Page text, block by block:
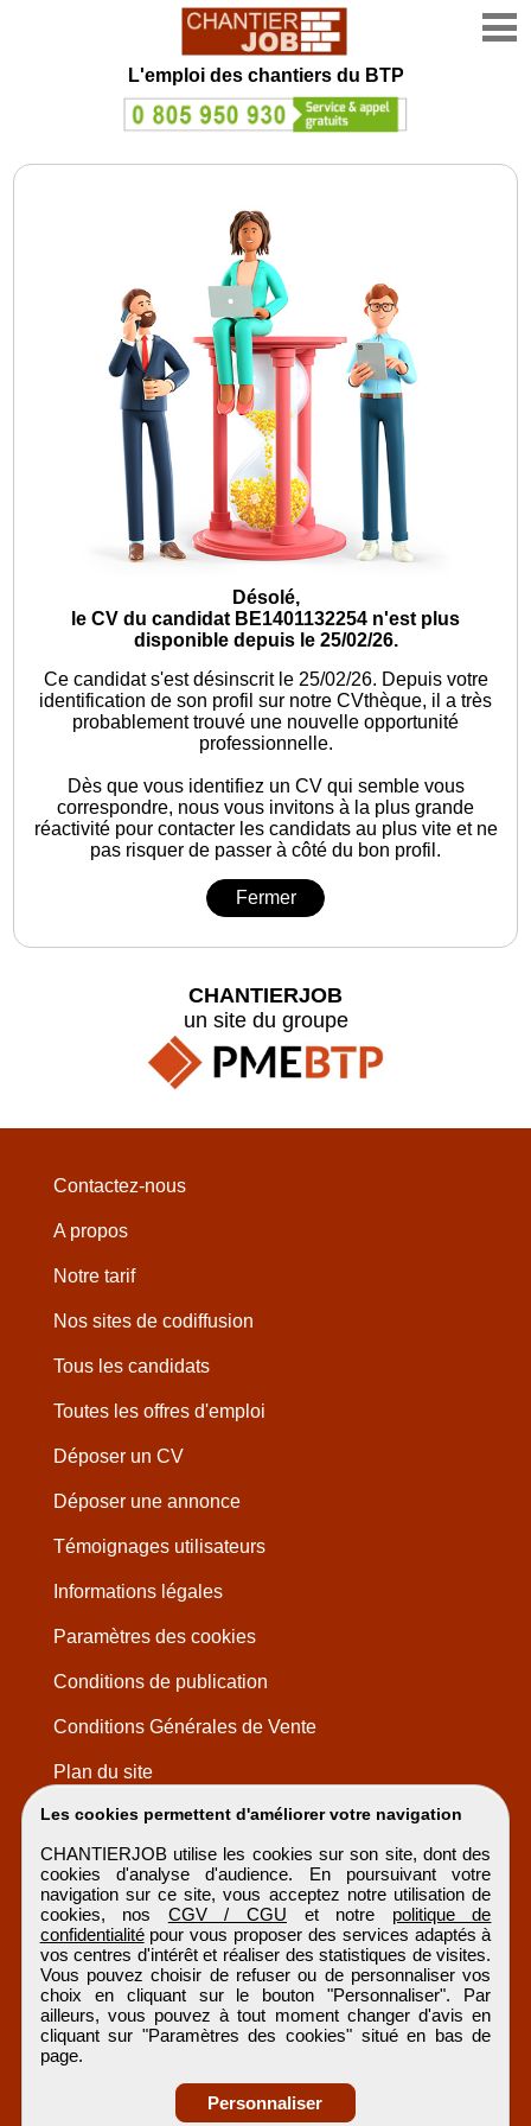
L'emploi des chantiers du BTP
Désolé,
le CV du candidat BE1401132254 n'est plus
disponible depuis le 25/02/26.
Ce candidat s'est désinscrit le 25/02/26. Depuis votre
identification de son profil sur notre CVthèque, il a très
probablement trouvé une nouvelle opportunité
professionnelle.
Dès que vous identifiez un CV qui semble vous
correspondre, nous vous invitons à la plus grande
réactivité pour contacter les candidats au plus vite et ne
pas risquer de passer à côté du bon profil.
Fermer
Les cookies permettent d'améliorer votre navigation
CHANTIERJOB utilise les cookies sur son site, dont des
cookies d'analyse d'audience. En poursuivant votre
navigation sur ce site, vous acceptez notre utilisation de
cookies, nos CGV / CGU et notre politique de
confidentialitépour vous proposer des services adaptés à
vos centres d'intérêt et réaliser des statistiques de visites.
Vous pouvez choisir de refuser ou de personnaliser vos
choix en cliquant sur le bouton "Personnaliser". Par
ailleurs, vous pouvez à tout moment changer d'avis en
cliquant sur "Paramètres des cookies" situé en bas de
page.
Personnaliser
CHANTIERJOB
un site du groupe
Contactez-nous
A propos
Notre tarif
Nos sites de codiffusion
Tous les candidats
Toutes les offres d'emploi
Déposer un CV
Déposer une annonce
Témoignages utilisateurs
Informations légales
Paramètres des cookies
Conditions de publication
Conditions Générales de Vente
Plan du site